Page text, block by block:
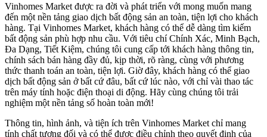
Vinhomes Market được ra đời và phát triển với mong muốn mang
đến một nền tảng giao dịch bất động sản an toàn, tiện lợi cho khách
hàng. Tại Vinhomes Market, khách hàng có thể dễ dàng tìm kiếm
bất động sản phù hợp nhu cầu. Với tiêu chí Chính Xác, Minh Bạch,
Đa Dạng, Tiết Kiệm, chúng tôi cung cấp tới khách hàng thông tin,
chính sách bán hàng đầy đủ, kịp thời, rõ ràng, cùng với phương
thức thanh toán an toàn, tiện lợi. Giờ đây, khách hàng có thể giao
dịch bất động sản ở bất cứ đâu, bất cứ lúc nào, với chỉ vài thao tác
trên máy tính hoặc điện thoại di động. Hãy cùng chúng tôi trải
nghiệm một nền tảng số hoàn toàn mới!
Thông tin, hình ảnh, và tiện ích trên Vinhomes Market chỉ mang
tính chất tương đối và có thể được điều chỉnh theo quyết định của